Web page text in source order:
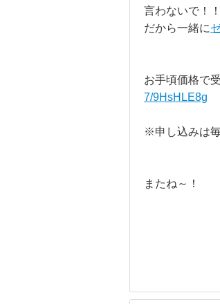
言わないで！
だから一緒に
お手頃価格で
7/9HsHLE8g
※申し込みは
またね～！